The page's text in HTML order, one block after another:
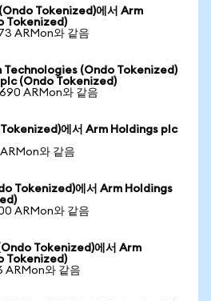
Tokenized)에서 Arm
Tokenized)
ARMon와 같음
Technologies (Ondo Tokenized)
(Ondo Tokenized)
ARMon와 같음
에서 Arm Holdings plc
와 같음
Tokenized)에서 Arm Holdings
ARMon와 같음
Tokenized)에서 Arm
Tokenized)
ARMon와 같음